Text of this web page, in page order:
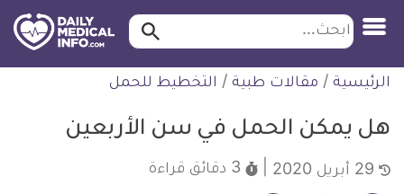
التخطي
للمحتوى
طبية
ابحث ابحث…
الرئيسية / مقالات طبية / التخطيط للحمل
هل يمكن الحمل في سن الأربعين
3 دقائق قراءة